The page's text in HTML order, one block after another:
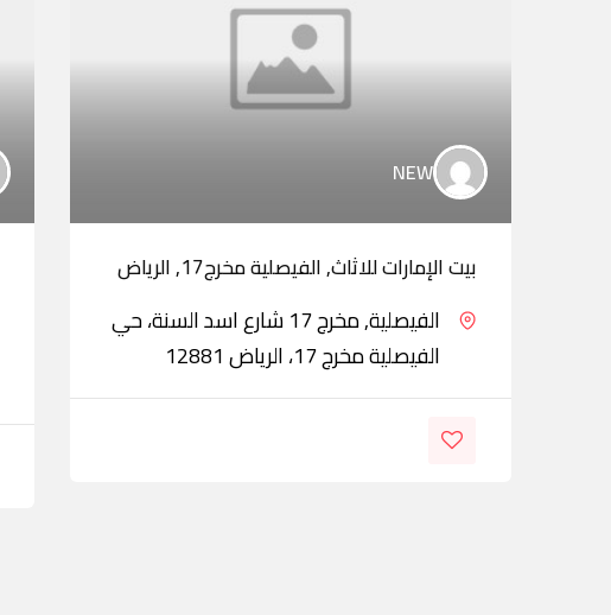
NEW
بيت الإمارات للاثاث, الفيصلية مخرج17, الرياض
الفيصلية, مخرج 17 شارع اسد السنة، حي
الفيصلية مخرج 17، الرياض 12881